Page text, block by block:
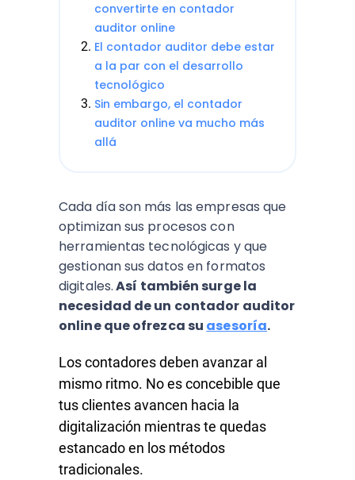
convertirte en contador
auditor online
El contador auditor debe estar
a la par con el desarrollo
tecnológico
Sin embargo, el contador
auditor online va mucho más
allá
Cada día son más las empresas que
optimizan sus procesos con
herramientas tecnológicas y que
gestionan sus datos en formatos
digitales.Así también surge la
necesidad de un contador auditor
online que ofrezca su asesoría.
Los contadores deben avanzar al
mismo ritmo. No es concebible que
tus clientes avancen hacia la
digitalización mientras te quedas
estancado en los métodos
tradicionales.